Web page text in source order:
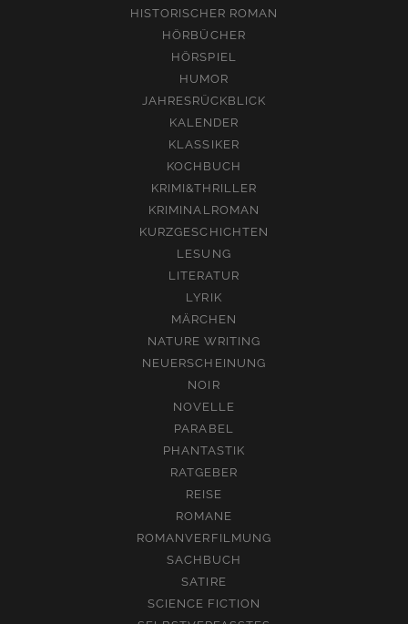
HISTORISCHER ROMAN
HÖRBÜCHER
HÖRSPIEL
HUMOR
JAHRESRÜCKBLICK
KALENDER
KLASSIKER
KOCHBUCH
KRIMI&THRILLER
KRIMINALROMAN
KURZGESCHICHTEN
LESUNG
LITERATUR
LYRIK
MÄRCHEN
NATURE WRITING
NEUERSCHEINUNG
NOIR
NOVELLE
PARABEL
PHANTASTIK
RATGEBER
REISE
ROMANE
ROMANVERFILMUNG
SACHBUCH
SATIRE
SCIENCE FICTION